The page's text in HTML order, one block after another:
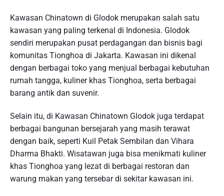
Kawasan Chinatown di Glodok merupakan salah satu
kawasan yang paling terkenal di Indonesia. Glodok
sendiri merupakan pusat perdagangan dan bisnis bagi
komunitas Tionghoa di Jakarta. Kawasan ini dikenal
dengan berbagai toko yang menjual berbagai kebutuhan
rumah tangga, kuliner khas Tionghoa, serta berbagai
barang antik dan suvenir.
Selain itu, di Kawasan Chinatown Glodok juga terdapat
berbagai bangunan bersejarah yang masih terawat
dengan baik, seperti Kuil Petak Sembilan dan Vihara
Dharma Bhakti. Wisatawan juga bisa menikmati kuliner
khas Tionghoa yang lezat di berbagai restoran dan
warung makan yang tersebar di sekitar kawasan ini.